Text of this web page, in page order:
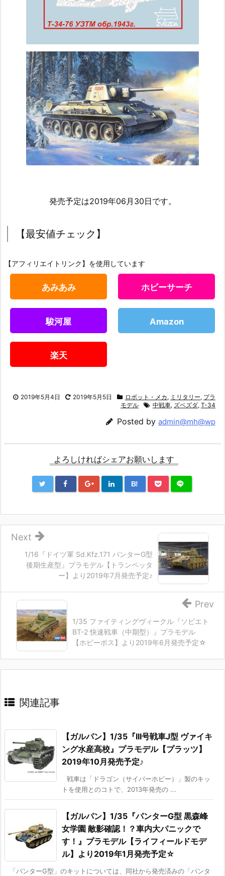
発売予定は2019年06月30日です。
【最安値チェック】
【アフィリエイトリンク】を使用しています
あみあみ ホビーサーチ
駿河屋 Amazon
楽天
2019年5月4日 2019年5月5日 ロボット・メカ , ミリタリー, プラ
モデル
中戦車, ズベズダ, T-34
Posted by admin@mh@wp
よろしければシェアお願いします
B!
1/16『ドイツ軍 Sd.Kfz.171 パンターG型
後期生産型』プラモデル【トランペッタ
ー】より2019年7月発売予定♪
Next
1/35 ファイティングヴィークル『ソビエト
BT-2 快速戦車（中期型）』プラモデル
【ホビーボス】より2019年6月発売予定☆
Prev
関連記事
【ガルパン】1/35『III号戦車J型 ヴァイキ
ング水産高校』プラモデル【プラッツ】
2019年10月発売予定♪
戦車は「ドラゴン（サイバーホビー）」製のキッ
トを使用とのコトで、2013年発売の ...
【ガルパン】1/35『パンターG型 黒森峰
女学園 敵影確認！？車内大パニックで
す！』プラモデル【ライフィールドモデ
ル】より2019年1月発売予定☆
「パンターG型」のキットについては、同社から発売済みの「パンタ